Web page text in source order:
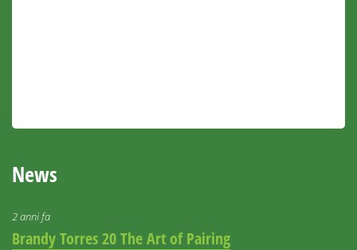
News
2 anni fa
Brandy Torres 20 The Art of Pairing